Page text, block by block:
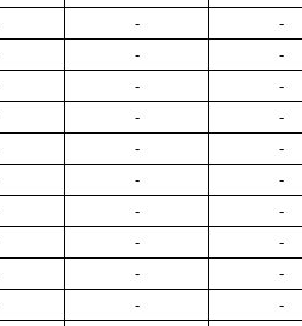
-
-
-
-
-
-
-
-
-
-
-
-
-
-
-
-
-
-
-
-